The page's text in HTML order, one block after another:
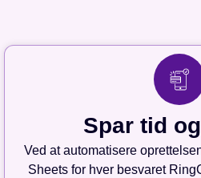
Spar tid
Ved at automatisere
Sheets for hver besvaret